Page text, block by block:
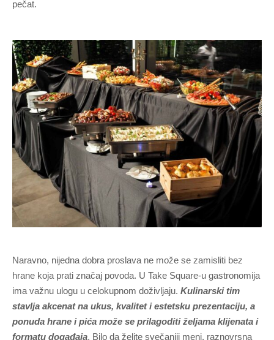
pečat.
Naravno, nijedna dobra proslava ne može se zamisliti bez
hrane koja prati značaj povoda. U Take Square-u gastronomija
ima važnu ulogu u celokupnom doživljaju. Kulinarski tim
stavlja akcenat na ukus, kvalitet i estetsku prezentaciju, a
ponuda hrane i pića može se prilagoditi željama klijenata i
formatu događaja. Bilo da želite svečaniji meni, raznovrsna